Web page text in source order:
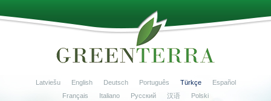
Latviešu English Deutsch Português Türkçe
Español
Français
Italiano Русский 汉语 Polski